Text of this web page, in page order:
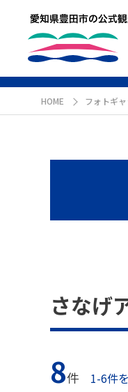
HOME フォトギ
さなげ
8件 1-6件